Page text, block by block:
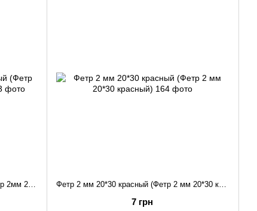
Фетр 2 мм 20*30 красный (Фетр 2 мм 20*30 красный)
7 грн